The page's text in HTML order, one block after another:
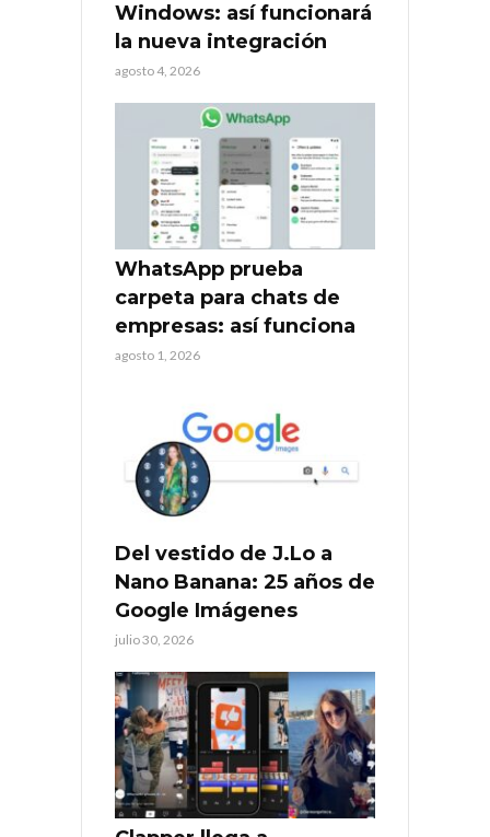
Windows: así funcionará
la nueva integración
agosto 4, 2026
WhatsApp prueba
carpeta para chats de
empresas: así funciona
agosto 1, 2026
Del vestido de J.Lo a
Nano Banana: 25 años de
Google Imágenes
julio 30, 2026